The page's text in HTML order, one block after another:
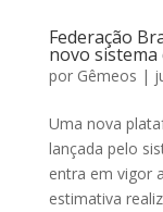
Federação
novo
por Gêmeos |
Uma nova
lançada pelo
entra em vigor
estimativa